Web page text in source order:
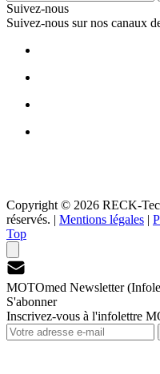
Suivez-nous
Suivez-nous sur nos canaux
Copyright © 2026 RECK-
réservés. | Mentions légales |
Top
MOTOmed Newsletter
S'abonner
Inscrivez-vous à l'infolettre